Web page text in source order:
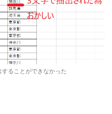
することができなかった